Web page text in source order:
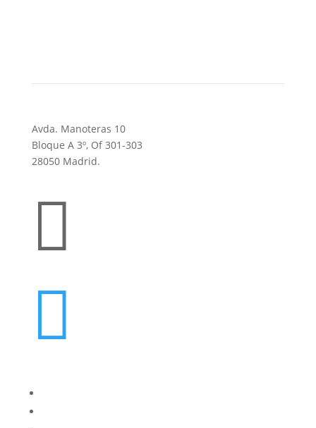
Avda. Manoteras 10
Bloque A 3º, Of 301-303
28050 Madrid.

